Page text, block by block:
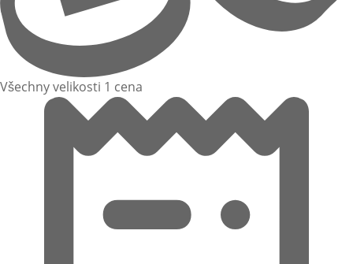
Všechny velikosti 1 cena